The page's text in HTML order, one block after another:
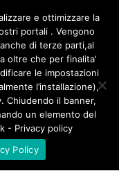
e ottimizzare la
portali . Vengono
di terze parti,al
oltre che per finalita'
le impostazioni
l’installazione),
Chiudendo il banner,
un elemento del
- Privacy policy
Policy